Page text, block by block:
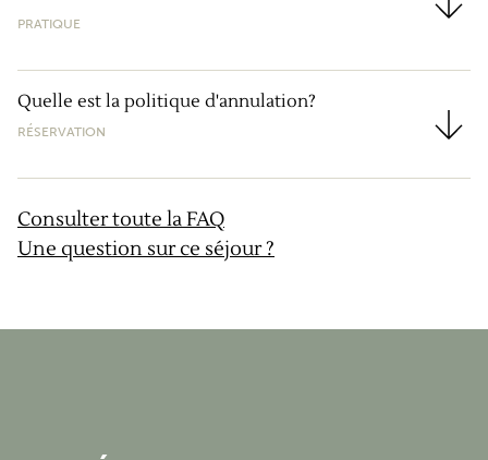
Consulter toute la FAQ
Une question sur ce séjour ?
Dans quel type d'hébergement allons nous dormir ?
PRATIQUE
Quelle est la politique d'annulation?
Quelle est la politique d'annulation?
RÉSERVATION